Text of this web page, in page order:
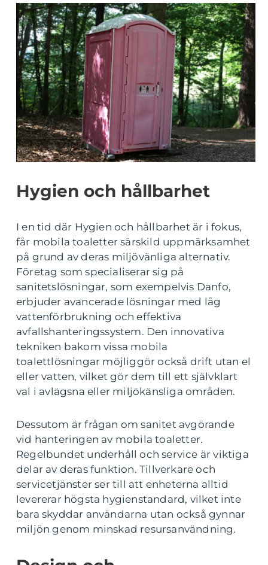
Hygien och hållbarhet
I en tid där Hygien och hållbarhet är i fokus,
får mobila toaletter särskild uppmärksamhet
på grund av deras miljövänliga alternativ.
Företag som specialiserar sig på
sanitetslösningar, som exempelvis Danfo,
erbjuder avancerade lösningar med låg
vattenförbrukning och effektiva
avfallshanteringssystem. Den innovativa
tekniken bakom vissa mobila
toalettlösningar möjliggör också drift utan el
eller vatten, vilket gör dem till ett självklart
val i avlägsna eller miljökänsliga områden.
Dessutom är frågan om sanitet avgörande
vid hanteringen av mobila toaletter.
Regelbundet underhåll och service är viktiga
delar av deras funktion. Tillverkare och
servicetjänster ser till att enheterna alltid
levererar högsta hygienstandard, vilket inte
bara skyddar användarna utan också gynnar
miljön genom minskad resursanvändning.